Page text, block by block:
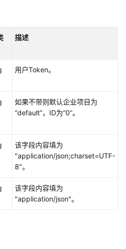
描述
用户Token。
如果不带则默认企业项目为
“default”，ID为“0”。
该字段内容填为
"application/json;charset=UTF-
8"。
该字段内容填为
"application/json"。